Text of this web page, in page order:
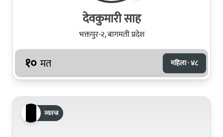
देवकुमारी साह
भक्तपुर-२, बागमती प्रदेश
१० मत महिला · ४८
स्वतन्त्र